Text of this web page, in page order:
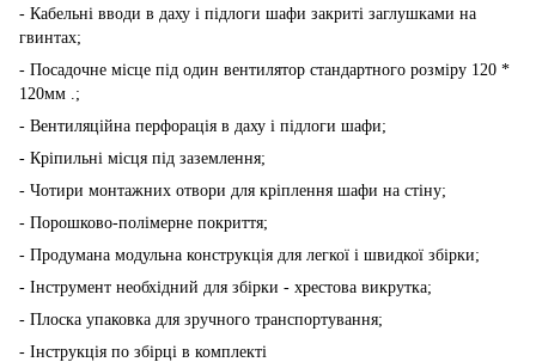
- Кабельні вводи в даху і підлоги шафи закриті заглушками на
гвинтах;
- Посадочне місце під один вентилятор стандартного розміру 120 *
120мм .;
- Вентиляційна перфорація в даху і підлоги шафи;
- Кріпильні місця під заземлення;
- Чотири монтажних отвори для кріплення шафи на стіну;
- Порошково-полімерне покриття;
- Продумана модульна конструкція для легкої і швидкої збірки;
- Інструмент необхідний для збірки - хрестова викрутка;
- Плоска упаковка для зручного транспортування;
- Інструкція по збірці в комплекті